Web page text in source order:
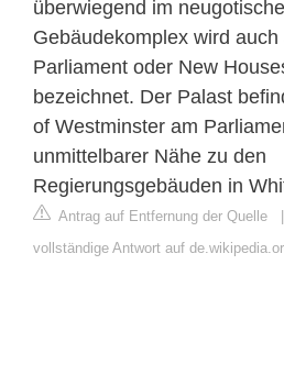
überwiegend im
Gebäudekomplex wird
Parliament oder New
bezeichnet. Der Palast
of Westminster am
unmittelbarer Nähe zu den
Regierungsgebäuden in
Antrag auf Entfernung der Quelle
vollständige Antwort auf